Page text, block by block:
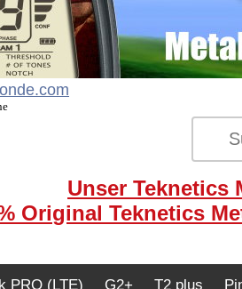
Unser Teknetics
Original Teknetics
PRO (LTE) G2+ T2 plus